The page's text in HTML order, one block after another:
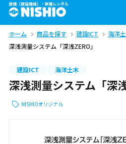
建機（建設機械）・重機レンタル
商品一覧
問合せ依頼リスト
北海道 東北
九州・沖縄（外部）
ホーム 商品を探す 建設ICT
海洋
深浅測量システム「深浅ZERO」
建設ICT 海洋土木
深浅測量システム「深
NISHIOオリジナル